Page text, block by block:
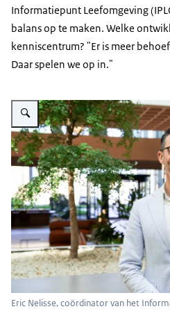
Informatiepunt Leefomgeving
balans op te maken. Welke
kenniscentrum? "Er is meer
Daar spelen we op in."
Vergroot afbeelding Eric Nelisse
Eric Nelisse, coördinator van het